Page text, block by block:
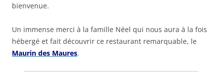
bienvenue.
Un immense merci à la famille Néel qui nous aura à la fois
hébergé et fait découvrir ce restaurant remarquable, le
Maurin des Maures.